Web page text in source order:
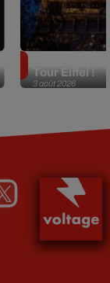
3 août 2026
Tour Eiffel !